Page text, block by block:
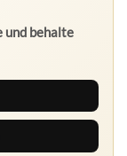
und behalte